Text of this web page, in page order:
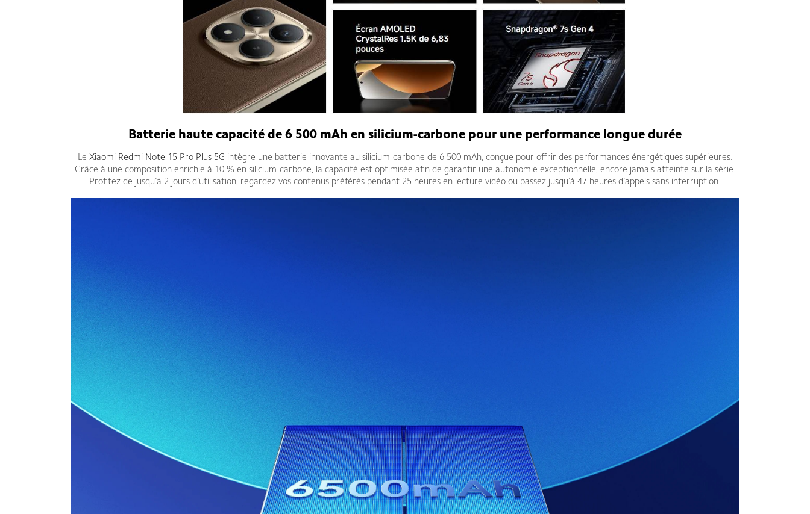
Batterie haute capacité de 6 500 mAh en silicium-carbone pour une performance longue durée
Le Xiaomi Redmi Note 15 Pro Plus 5G intègre une batterie innovante au silicium-carbone de 6 500 mAh, conçue pour offrir des performances énergétiques supérieures.
Grâce à une composition enrichie à 10 % en silicium-carbone, la capacité est optimisée afin de garantir une autonomie exceptionnelle, encore jamais atteinte sur la série.
Profitez de jusqu’à 2 jours d’utilisation, regardez vos contenus préférés pendant 25 heures en lecture vidéo ou passez jusqu’à 47 heures d’appels sans interruption.